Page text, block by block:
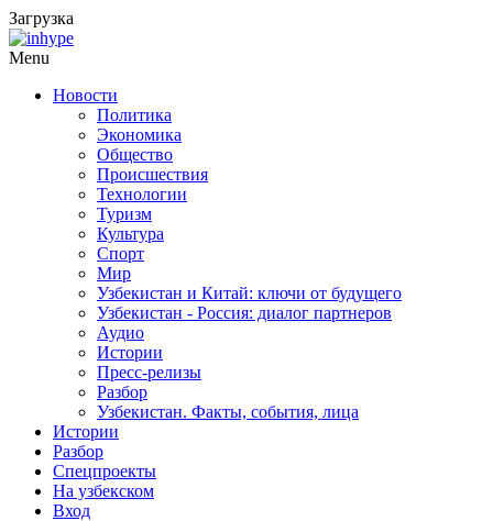
Загрузка
Menu
Новости
Политика
Экономика
Общество
Происшествия
Технологии
Туризм
Культура
Спорт
Мир
Узбекистан и Китай: ключи от будущего
Узбекистан - Россия: диалог партнеров
Аудио
Истории
Пресс-релизы
Разбор
Узбекистан. Факты, события, лица
Истории
Разбор
Спецпроекты
На узбекском
Вход